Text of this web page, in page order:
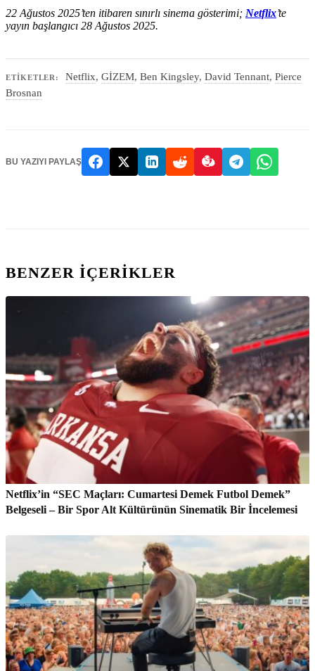
22 Ağustos 2025’ten itibaren sınırlı sinema gösterimi; Netflix’te
yayın başlangıcı 28 Ağustos 2025.
ETIKETLER: Netflix, GİZEM, Ben Kingsley, David Tennant, Pierce
Brosnan
BU YAZIYI PAYLAŞ
BENZER IÇERIKLER
Netflix’in “SEC Maçları: Cumartesi Demek Futbol Demek”
Belgeseli – Bir Spor Alt Kültürünün Sinematik Bir İncelemesi